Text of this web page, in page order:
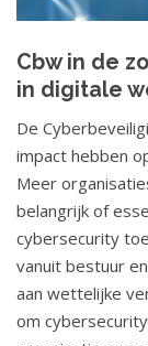
Cbw in de
in digitale
De
impact hebben
Meer
belangrijk of
cybersecurity
vanuit bestuur
aan wettelijke
om